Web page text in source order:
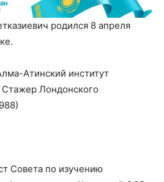
родился 8 апреля
Атинский институт
Стажер Лондонского
Совета по изучению